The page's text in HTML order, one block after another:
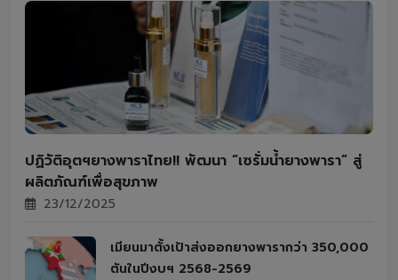
ปฏิวัติอุตฯยางพาราไทย!! พัฒนา “เซรั่มน้ำยางพารา” สู่
ผลิตภัณฑ์เพื่อสุขภาพ
23/12/2025
เมียนมาตั้งเป้าส่งออกยางพารากว่า 350,000
ตันในปีงบฯ 2568-2569